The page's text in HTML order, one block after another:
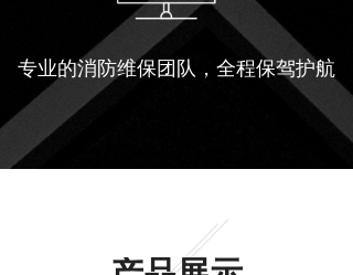
专业的消防维保团队，全程保驾护航